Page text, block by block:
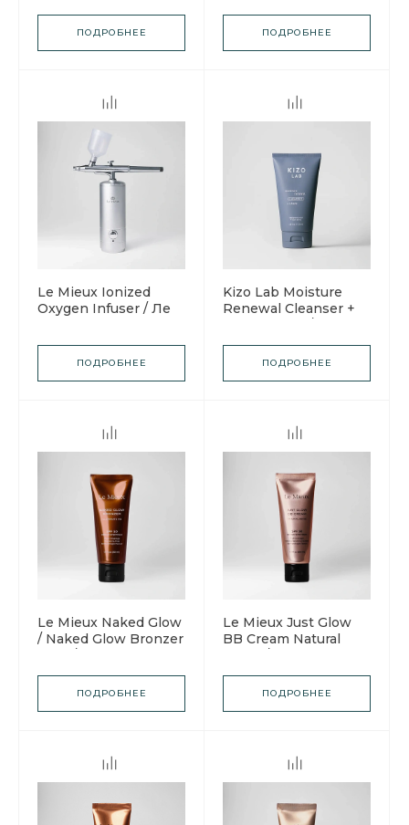
лопатка
Совершенство кожи
ПОДРОБНЕЕ
аппликатор к
Сыворотке для волос
ПОДРОБНЕЕ
Le Mieux Ionized
Oxygen Infuser / Ле
Ионизированного
КислородаПОДРОБНЕЕ
Kizo Lab Moisture
Renewal Cleanser +
Лаб Увлажняющее
средство для
ПОДРОБНЕЕ
Le Mieux Naked Glow
/ Naked Glow Bronzer
Гелевый бронзатор
для лица сПОДРОБНЕЕ
Le Mieux Just Glow
BB Cream Natural
Крем крем для лица,
оттенокПОДРОБНЕЕ